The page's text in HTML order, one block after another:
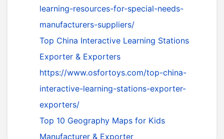
learning-resources-for-special-needs-
manufacturers-suppliers/
Top China Interactive Learning Stations
Exporter & Exporters
https://www.osfortoys.com/top-china-
interactive-learning-stations-exporter-
exporters/
Top 10 Geography Maps for Kids
Manufacturer & Exporter